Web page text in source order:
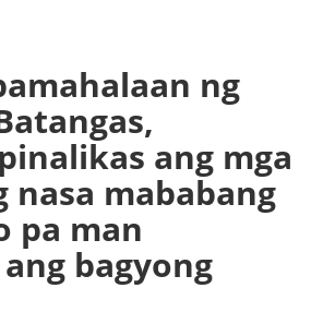
ng
ang mga
nasa mababang
pa man
bagyong